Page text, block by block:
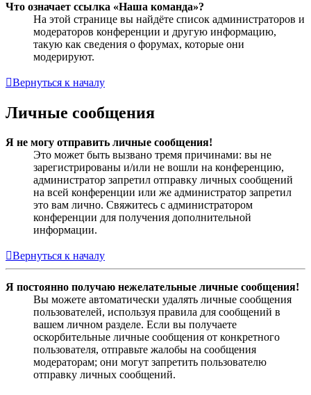
Что означает ссылка «Наша команда»?
На этой странице вы найдёте список администраторов и
модераторов конференции и другую информацию,
такую как сведения о форумах, которые они
модерируют.
Вернуться к началу
Личные сообщения
Я не могу отправить личные сообщения!
Это может быть вызвано тремя причинами: вы не
зарегистрированы и/или не вошли на конференцию,
администратор запретил отправку личных сообщений
на всей конференции или же администратор запретил
это вам лично. Свяжитесь с администратором
конференции для получения дополнительной
информации.
Вернуться к началу
Я постоянно получаю нежелательные личные сообщения!
Вы можете автоматически удалять личные сообщения
пользователей, используя правила для сообщений в
вашем личном разделе. Если вы получаете
оскорбительные личные сообщения от конкретного
пользователя, отправьте жалобы на сообщения
модераторам; они могут запретить пользователю
отправку личных сообщений.